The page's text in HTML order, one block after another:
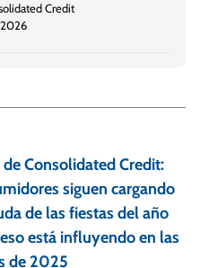
Credit
de Consolidated Credit:
siguen cargando
de las fiestas del año
está influyendo en las
de 2025